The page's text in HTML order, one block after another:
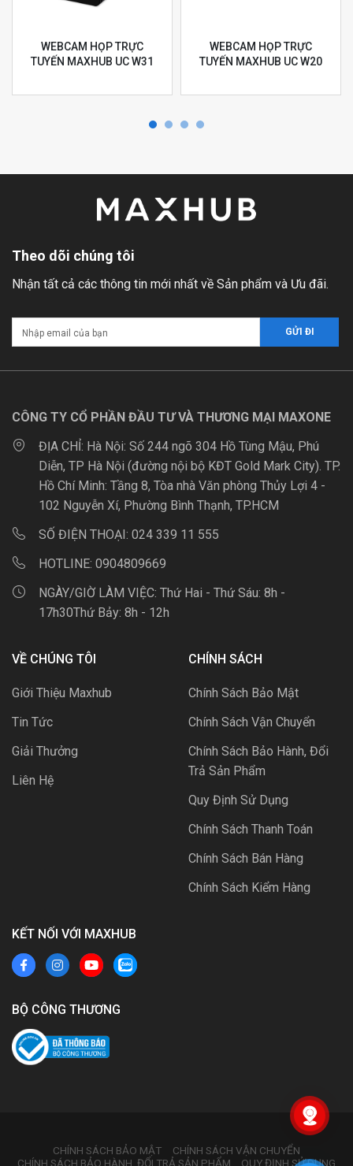
WEBCAM HỌP TRỰC
TUYẾN MAXHUB UC W31
WEBCAM HỌP TRỰC
TUYẾN MAXHUB UC W20
Theo dõi chúng tôi
Nhận tất cả các thông tin mới nhất về Sản phẩm và Ưu đãi.
CÔNG TY CỔ PHẦN ĐẦU TƯ VÀ THƯƠNG MẠI MAXONE
ĐỊA CHỈ: Hà Nội: Số 244 ngõ 304 Hồ Tùng Mậu, Phú
Diễn, TP Hà Nội (đường nội bộ KĐT Gold Mark City). TP.
Hồ Chí Minh: Tầng 8, Tòa nhà Văn phòng Thủy Lợi 4 -
102 Nguyễn Xí, Phường Bình Thạnh, TP.HCM
SỐ ĐIỆN THOẠI: 024 339 11 555
HOTLINE: 0904809669
NGÀY/GIỜ LÀM VIỆC: Thứ Hai - Thứ Sáu: 8h -
17h30Thứ Bảy: 8h - 12h
VỀ CHÚNG TÔI
Giới Thiệu Maxhub
Tin Tức
Giải Thưởng
Liên Hệ
CHÍNH SÁCH
Chính Sách Bảo Mật
Chính Sách Vận Chuyển
Chính Sách Bảo Hành, Đổi
Trả Sản Phẩm
Quy Định Sử Dụng
Chính Sách Thanh Toán
Chính Sách Bán Hàng
Chính Sách Kiểm Hàng
KẾT NỐI VỚI MAXHUB
BỘ CÔNG THƯƠNG
CHÍNH SÁCH BẢO MẬT
CHÍNH SÁCH VẬN CHUYỂN
CHÍNH SÁCH BẢO HÀNH, ĐỔI TRẢ SẢN PHẨM
QUY ĐỊNH SỬ DỤNG